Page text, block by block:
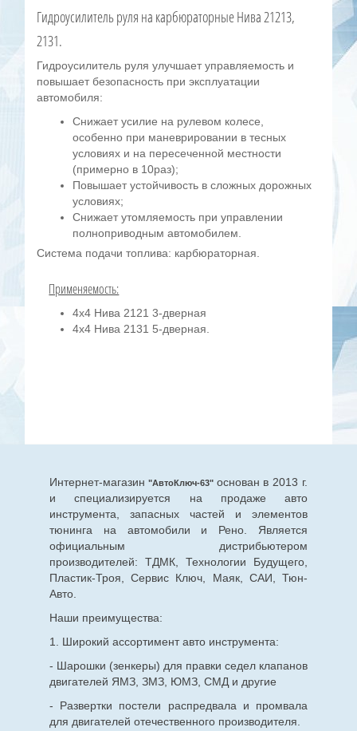
Гидроусилитель руля на карбюраторные Нива 21213,
2131.
Гидроусилитель руля улучшает управляемость и
повышает безопасность при эксплуатации
автомобиля:
Снижает усилие на рулевом колесе,
особенно при маневрировании в тесных
условиях и на пересеченной местности
(примерно в 10раз);
Повышает устойчивость в сложных дорожных
условиях;
Снижает утомляемость при управлении
полноприводным автомобилем.
Система подачи топлива: карбюраторная.
Применяемость:
4х4 Нива 2121 3-дверная
4х4 Нива 2131 5-дверная.
Интернет-магазин "АвтоКлюч-63" основан в 2013 г.
и специализируется на продаже авто
инструмента, запасных частей и элементов
тюнинга на автомобили и Рено. Является
официальным дистрибьютером
производителей: ТДМК, Технологии Будущего,
Пластик-Троя, Сервис Ключ, Маяк, САИ, Тюн-
Авто.
Наши преимущества:
1. Широкий ассортимент авто инструмента:
- Шарошки (зенкеры) для правки седел клапанов
двигателей ЯМЗ, ЗМЗ, ЮМЗ, СМД и другие
- Развертки постели распредвала и промвала
для двигателей отечественного производителя.